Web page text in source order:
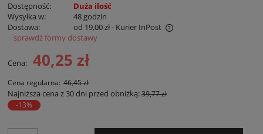
Dostępność:
Duża ilość
Wysyłka w:
48 godzin
Dostawa:
od 19,00 zł- Kurier InPost
Cena nie zawiera ewentualnych kosztów płatności
sprawdź formy dostawy
Cena: 40,25 zł
Cena regularna: 46,45 zł
Najniższa cena z 30 dni przed obniżką:39,77 zł
-13%